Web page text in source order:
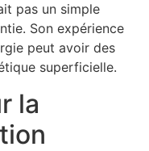
pas un simple
Son expérience
peut avoir des
superficielle.
la